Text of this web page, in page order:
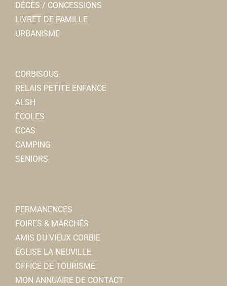
DÉCÈS / CONCESSIONS
LIVRET DE FAMILLE
URBANISME
CORBISOUS
RELAIS PETITE ENFANCE
ALSH
ÉCOLES
CCAS
CAMPING
SENIORS
PERMANENCES
FOIRES & MARCHÉS
AMIS DU VIEUX CORBIE
ÉGLISE LA NEUVILLE
OFFICE DE TOURISME
MON ANNUAIRE DE CONTACT